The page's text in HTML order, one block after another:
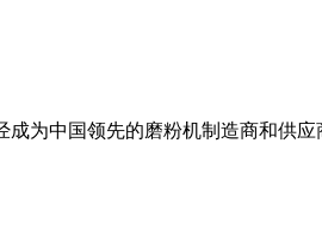
为中国领先的磨粉机制造商和供